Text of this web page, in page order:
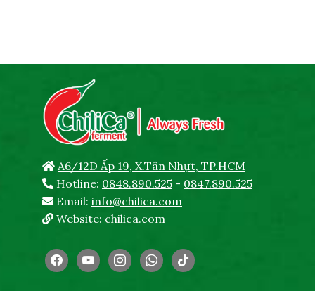
A6/12D Ấp 19, X.Tân Nhựt, TP.HCM
Hotline: 0848.890.525 - 0847.890.525
Email: info@chilica.com
Website: chilica.com
facebookyoutubeinstagramwhatsapp
tiktok